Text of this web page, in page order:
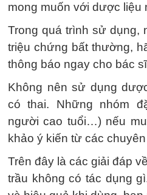
mong muốn với dược liệu
Trong quá trình sử dụng,
triệu chứng bất thường,
thông báo ngay cho bác
Không nên sử dụng
có thai. Những nhóm
người cao tuổi…) nếu
khảo ý kiến từ các
Trên đây là các giải đáp
trầu không có tác dụng